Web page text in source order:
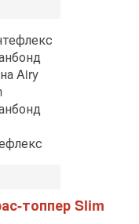
Airy
топпер Slim